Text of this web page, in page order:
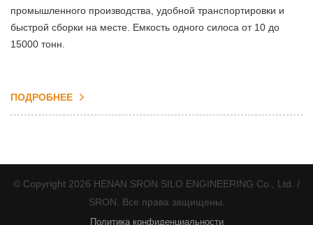
промышленного производства, удобной транспортировки и
быстрой сборки на месте. Емкость одного силоса от 10 до
15000 тонн.
ПОДРОБНЕЕ
© Copyright 2026 HENAN SRON SILO ENGINEERING Co., Ltd. /
SRON. Все права защищены.
Политика конфиденциальности